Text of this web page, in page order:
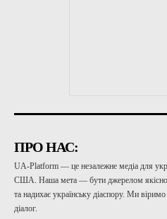
ПРО НАС:
UA-Platform — це незалежне медіа для
США. Наша мета — бути джерелом якісної
та надихає українську діаспору. Ми
діалог.